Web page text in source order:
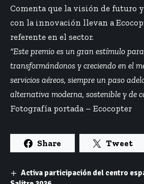
Comenta que la visión de futuro
con la innovación llevan a
referente en el sector.
“Este premio es un gran estímulo
transformándonos y creciendo en el
servicios aéreos, siempre un paso
alternativa moderna, sostenible y de
Fotografía portada – Ecocopter
Share Tweet
Activa participación del centro